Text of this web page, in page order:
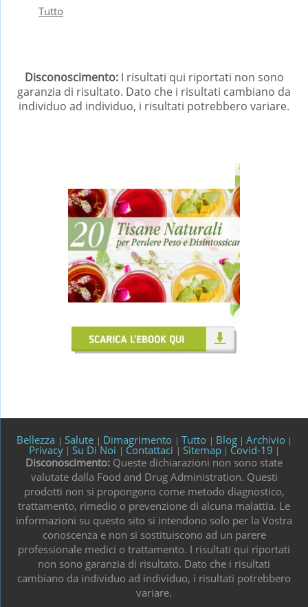
Tutto
Disconoscimento:I risultati qui riportati non sono
garanzia di risultato. Dato che i risultati cambiano da
individuo ad individuo, i risultati potrebbero variare.
Bellezza | Salute | Dimagrimento | Tutto | Blog| Archivio|
Privacy| Su Di Noi | Contattaci | Sitemap| Covid-19 |
Disconoscimento: Queste dichiarazioni non sono state
valutate dalla Food and Drug Administration. Questi
prodotti non si propongono come metodo diagnostico,
trattamento, rimedio o prevenzione di alcuna malattia. Le
informazioni su questo sito si intendono solo per la Vostra
conoscenza e non si sostituiscono ad un parere
professionale medici o trattamento. I risultati qui riportati
non sono garanzia di risultato. Dato che i risultati
cambiano da individuo ad individuo, i risultati potrebbero
variare.